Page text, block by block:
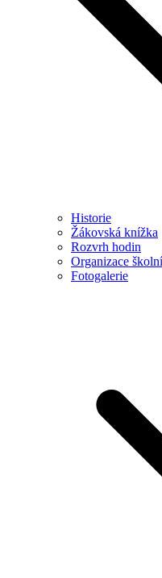
Historie
Žákovská knížka
Rozvrh hodin
Organizace
Fotogalerie